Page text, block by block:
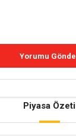
Piyasa Özeti